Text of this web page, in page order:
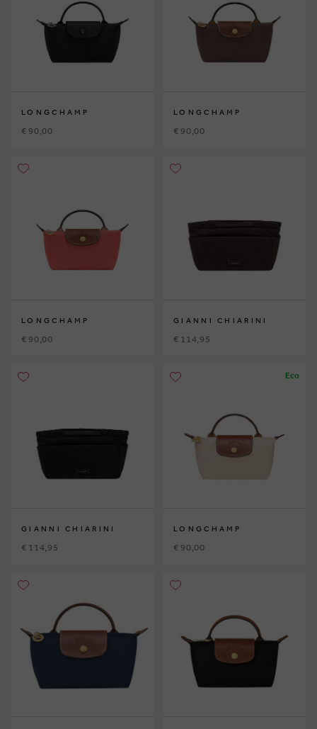
LONGCHAMP
€ 90,00
LONGCHAMP
€ 90,00
LONGCHAMP
€ 90,00
GIANNI CHIARINI
€ 114,95
GIANNI CHIARINI
€ 114,95
Eco
LONGCHAMP
€ 90,00